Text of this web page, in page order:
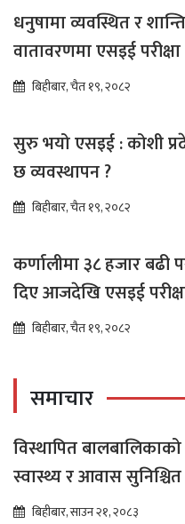
धनुषामा व्यवस्थित र
वातावरणमा एसइई परीक्षा
बिहीबार, चैत १९, २०८२
सुरु भयो एसइई : कोशी
छ व्यवस्थापन ?
बिहीबार, चैत १९, २०८२
कर्णालीमा ३८ हजार बढी
दिए आजदेखि एसइई
बिहीबार, चैत १९, २०८२
समाचार
विस्थापित बालबालिकाको
स्वास्थ्य र आवास सुनिश्चित
सर्वोच्चको अन्तरिम आदेश
बिहीबार, साउन २१, २०८३